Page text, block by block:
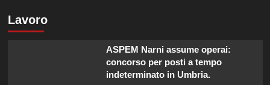
Lavoro
ASPEM Narni assume operai:
concorso per posti a tempo
indeterminato in Umbria.